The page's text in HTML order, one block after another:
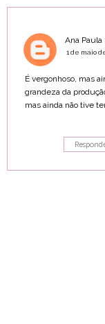
Ana Paula
1 de maio
É vergonhoso, mas
grandeza da
mas ainda não tive